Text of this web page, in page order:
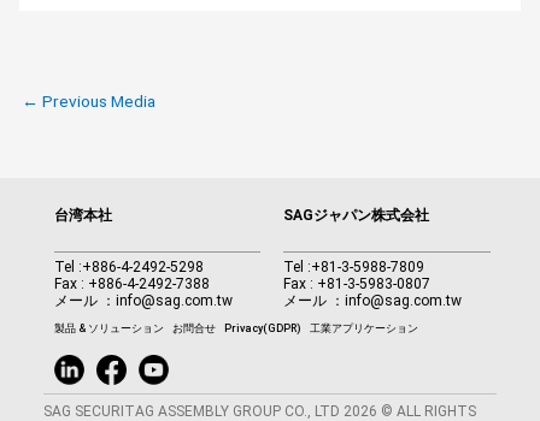
← Previous Media
台湾本社
Tel :+886-4-2492-5298
Fax : +886-4-2492-7388
メール ： info@sag.com.tw
SAGジャパン株式会社
Tel :+81-3-5988-7809
Fax : +81-3-5983-0807
メール ：info@sag.com.tw
製品 & ソリューション お問合せ Privacy(GDPR) 工業アプリケーション
SAG SECURITAG ASSEMBLY GROUP CO., LTD 2026 © ALL RIGHTS